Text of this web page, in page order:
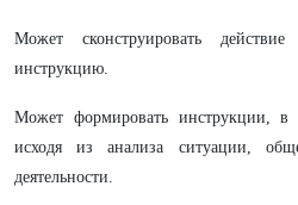
Может сконструировать
инструкцию.
Может формировать инструкции, в
исходя из анализа ситуации,
деятельности.